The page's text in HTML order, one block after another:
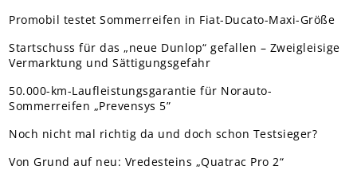
Promobil testet Sommerreifen in Fiat-Ducato-Maxi-Größe
Startschuss für das „neue Dunlop“ gefallen – Zweigleisige
Vermarktung und Sättigungsgefahr
50.000-km-Laufleistungsgarantie für Norauto-
Sommerreifen „Prevensys 5”
Noch nicht mal richtig da und doch schon Testsieger?
Von Grund auf neu: Vredesteins „Quatrac Pro 2“